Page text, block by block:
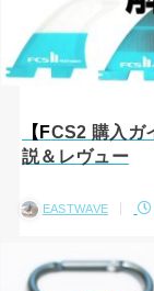
【FCS2 購入ガイド】FCSⅡエッセンシャルシリーズ解
説＆レヴュー
EASTWAVE